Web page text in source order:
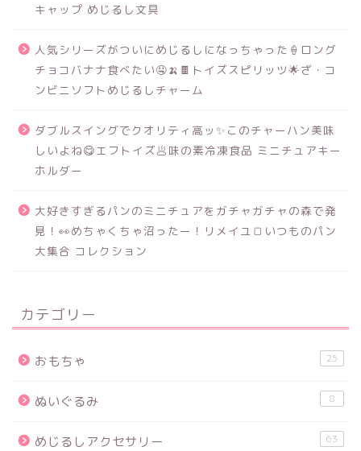
キャップ めじるし文具
人気シリーズがついにめじるしになっちゃった🍦ロング
チョコバナナ食べたい🤤🍌🍫トイズスピリッツ🌟ざ・コ
ンビニソフトめじるしチャーム
ダブルスイングでクオリティ高ッ✨このチャーハン美味
しいよね😋エフトイズ🥟味の素冷凍食品 ミニチュアキー
ホルダー
大好きすぎるパンのミニチュアをガチャガチャの森で発
見！👀めちゃくちゃ沼ったー！リメイユ🍞いつものパン
大集合 コレクション
カテゴリー
おもちゃ 25
ぬいぐるみ 8
めじるしアクセサリー 63